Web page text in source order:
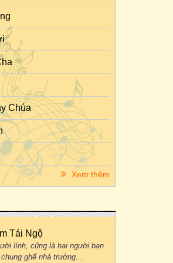
Chúa
Xem thêm
Tái Ngộ
lính, cũng là hai người bạn
ghế nhà trường...